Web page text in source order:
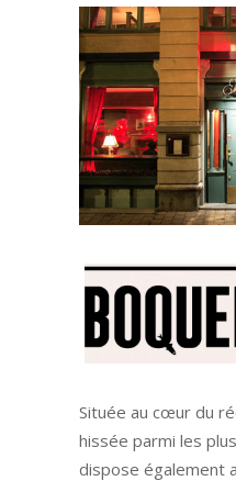
Située au cœur du
hissée parmi les
dispose également